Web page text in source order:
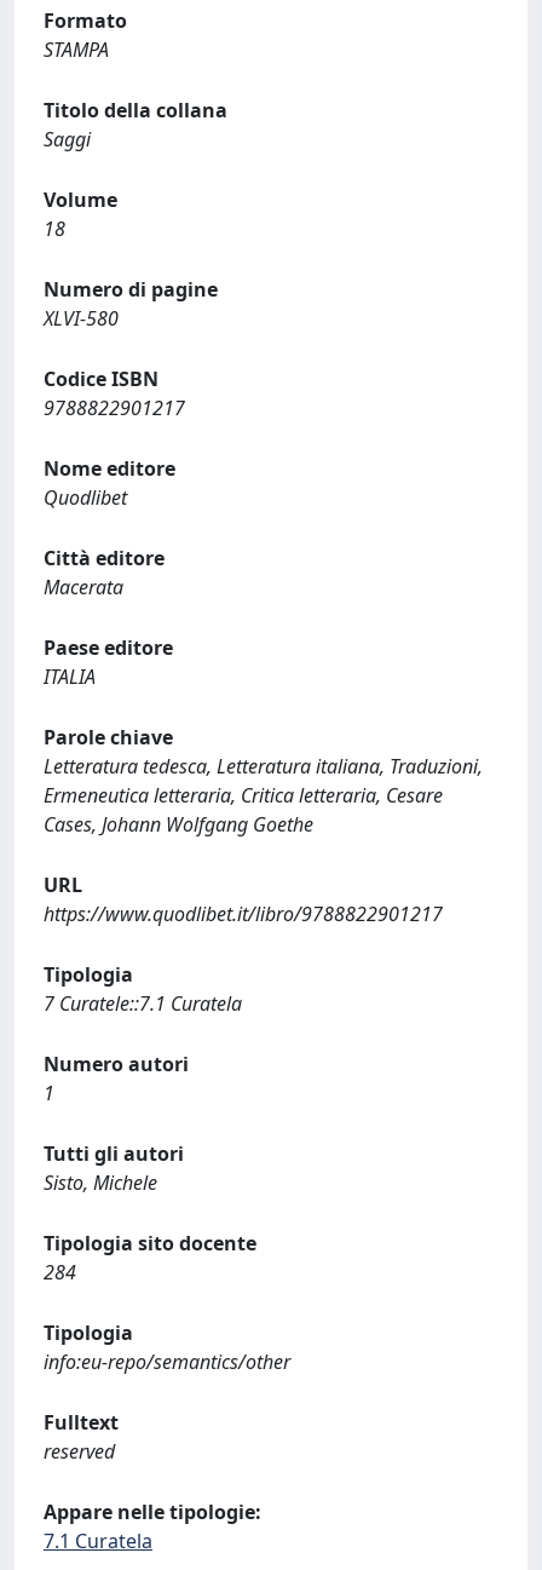
Formato
STAMPA
Titolo della collana
Saggi
Volume
18
Numero di pagine
XLVI-580
Codice ISBN
9788822901217
Nome editore
Quodlibet
Città editore
Macerata
Paese editore
ITALIA
Parole chiave
Letteratura tedesca, Letteratura italiana, Traduzioni,
Ermeneutica letteraria, Critica letteraria, Cesare
Cases, Johann Wolfgang Goethe
URL
https://www.quodlibet.it/libro/9788822901217
Tipologia
7 Curatele::7.1 Curatela
Numero autori
1
Tutti gli autori
Sisto, Michele
Tipologia sito docente
284
Tipologia
info:eu-repo/semantics/other
Fulltext
reserved
Appare nelle tipologie:
7.1 Curatela